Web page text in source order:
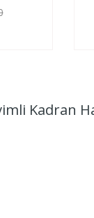
Kadran